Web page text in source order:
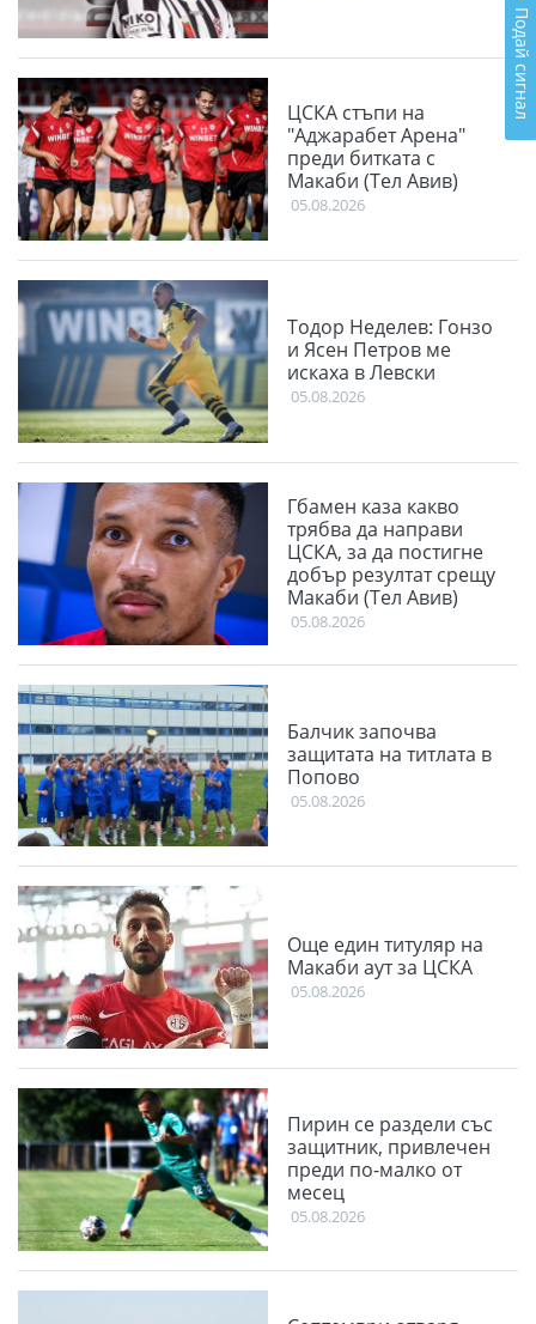
ЦСКА стъпи на
"Аджарабет Арена"
преди битката с
Макаби (Тел Авив)
05.08.2026
Тодор Неделев: Гонзо
и Ясен Петров ме
искаха в Левски
05.08.2026
Гбамен каза какво
трябва да направи
ЦСКА, за да постигне
добър резултат срещу
Макаби (Тел Авив)
05.08.2026
Балчик започва
защитата на титлата в
Попово
05.08.2026
Още един титуляр на
Макаби аут за ЦСКА
05.08.2026
Пирин се раздели със
защитник, привлечен
преди по-малко от
месец
05.08.2026
Подай сигнал